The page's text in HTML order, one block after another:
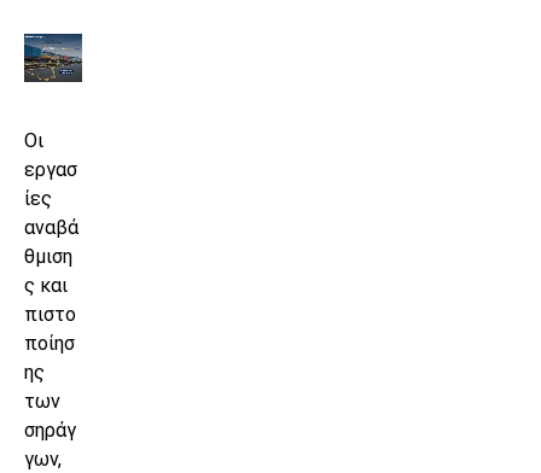
Οι
εργασ
ίες
αναβά
θμιση
ς και
πιστο
ποίησ
ης
των
σηράγ
γων,